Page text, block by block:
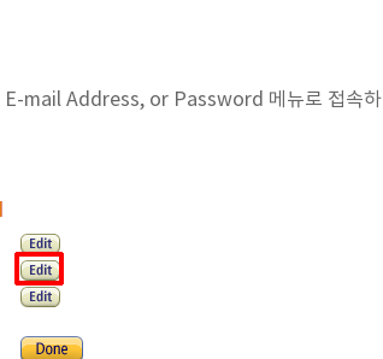
E-mail Address, or Password 메뉴로 접속하